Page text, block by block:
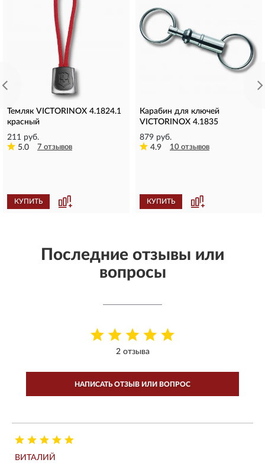
Темляк VICTORINOX 4.1824.1
красный
211 руб.
5.0
7 отзывов
КУПИТЬ
Карабин для ключей
VICTORINOX 4.1835
879 руб.
4.9
10 отзывов
КУПИТЬ
Последние отзывы или
вопросы
2 отзыва
НАПИСАТЬ ОТЗЫВ ИЛИ ВОПРОС
ВИТАЛИЙ